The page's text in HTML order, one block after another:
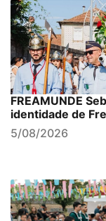
FREAMUNDE
identidade de
5/08/2026